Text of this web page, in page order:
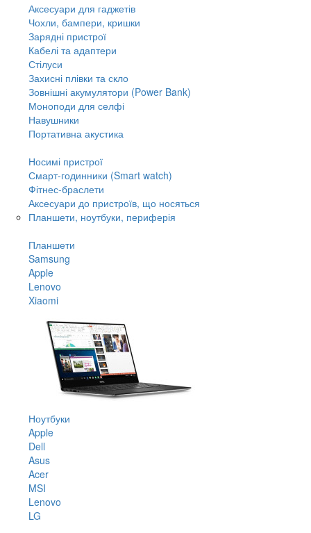
Аксесуари для гаджетів
Чохли, бампери, кришки
Зарядні пристрої
Кабелі та адаптери
Стілуси
Захисні плівки та скло
Зовнішні акумулятори (Power Bank)
Моноподи для селфі
Навушники
Портативна акустика
Носимі пристрої
Смарт-годинники (Smart watch)
Фітнес-браслети
Аксесуари до пристроїв, що носяться
Планшети, ноутбуки, периферія
Планшети
Samsung
Apple
Lenovo
Xiaomi
Ноутбуки
Apple
Dell
Asus
Acer
MSI
Lenovo
LG